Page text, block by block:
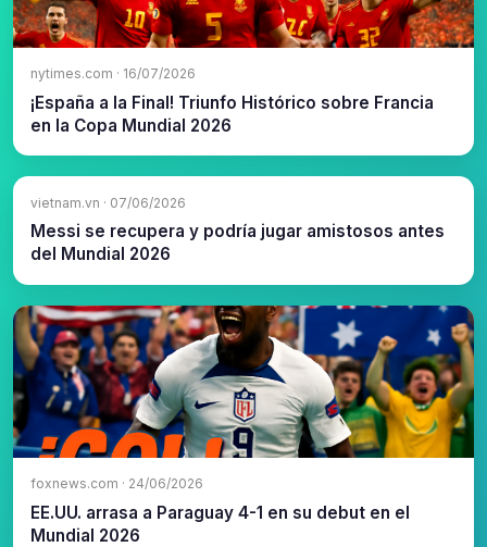
nytimes.com · 16/07/2026
¡España a la Final! Triunfo Histórico sobre Francia
en la Copa Mundial 2026
vietnam.vn · 07/06/2026
Messi se recupera y podría jugar amistosos antes
del Mundial 2026
foxnews.com · 24/06/2026
EE.UU. arrasa a Paraguay 4-1 en su debut en el
Mundial 2026